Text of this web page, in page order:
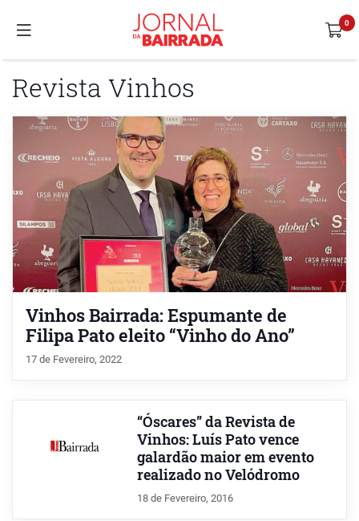
Revista Vinhos
Vinhos Bairrada: Espumante de
Filipa Pato eleito “Vinho do Ano”
17 de Fevereiro, 2022
“Óscares” da Revista de
Vinhos: Luís Pato vence
galardão maior em evento
realizado no Velódromo
18 de Fevereiro, 2016